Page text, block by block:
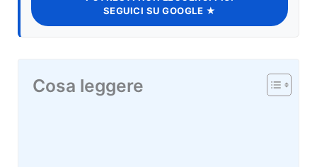
SEGUICI SU GOOGLE ★
Cosa leggere